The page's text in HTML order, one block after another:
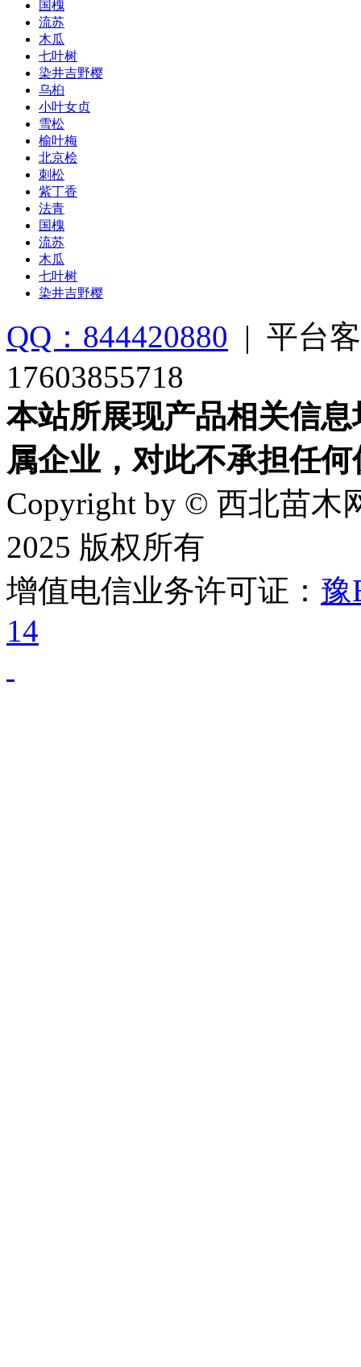
国槐
流苏
木瓜
七叶树
染井吉野樱
乌桕
小叶女贞
雪松
榆叶梅
北京桧
刺松
紫丁香
法青
国槐
流苏
木瓜
七叶树
染井吉野樱
QQ：844420880 | 平台
17603855718
本站所展现产品相关信
属企业，对此不承担任
Copyright by © 西北苗木
2025 版权所有
增值电信业务许可证： 豫
14